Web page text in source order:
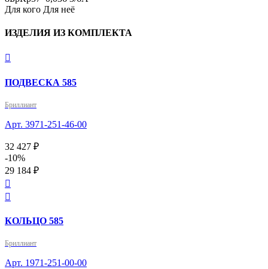
Для кого Для неё
ИЗДЕЛИЯ ИЗ КОМПЛЕКТА

ПОДВЕСКА 585
Бриллиант
Арт. 3971-251-46-00
32 427 ₽
-10%
29 184 ₽


КОЛЬЦО 585
Бриллиант
Арт. 1971-251-00-00